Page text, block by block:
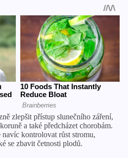
zlepšit přístup slunečního záření,
a také předcházet chorobám.
kontrolovat růst stromu,
se zbavit četnosti plodů.